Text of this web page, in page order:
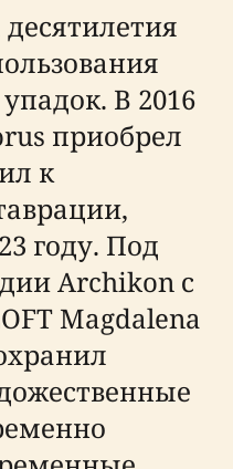
В 2016
приобрел
к
году. Под
Archikon с
Magdalena